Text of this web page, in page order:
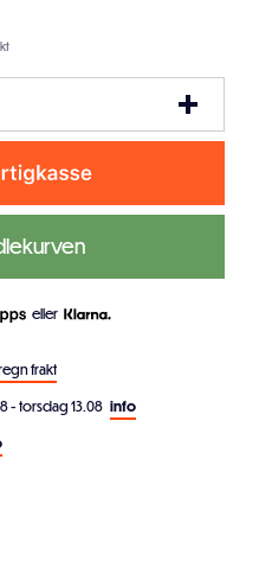
eller
frakt
- torsdag 13.08 info